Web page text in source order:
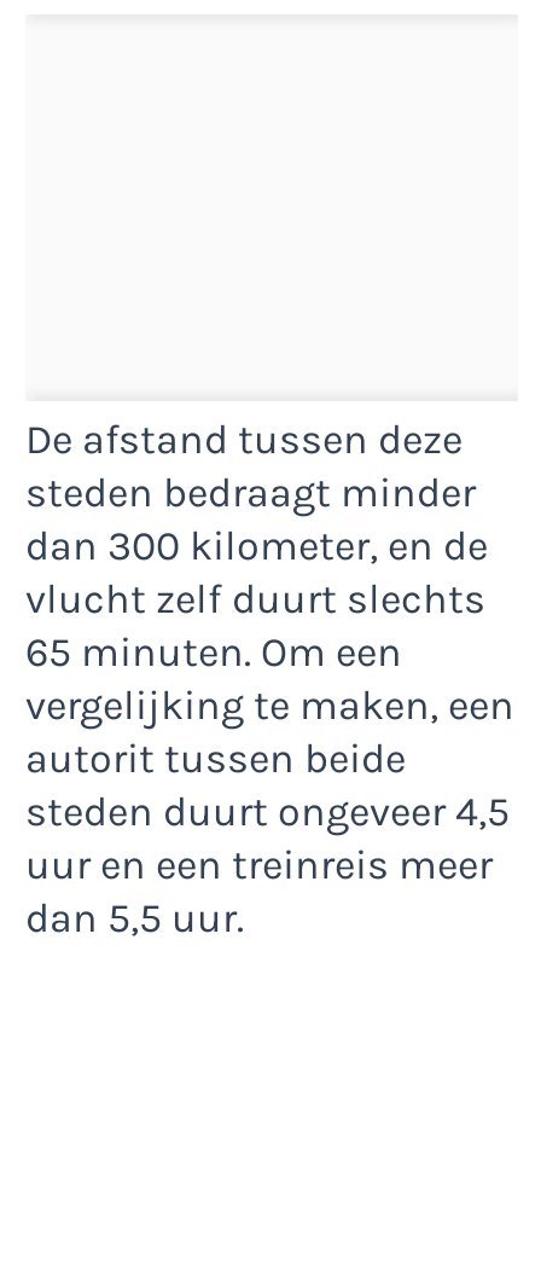
De afstand tussen deze
steden bedraagt minder
dan 300 kilometer, en de
vlucht zelf duurt slechts
65 minuten. Om een
vergelijking te maken, een
autorit tussen beide
steden duurt ongeveer 4,5
uur en een treinreis meer
dan 5,5 uur.